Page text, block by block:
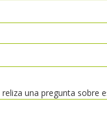
una pregunta sobre